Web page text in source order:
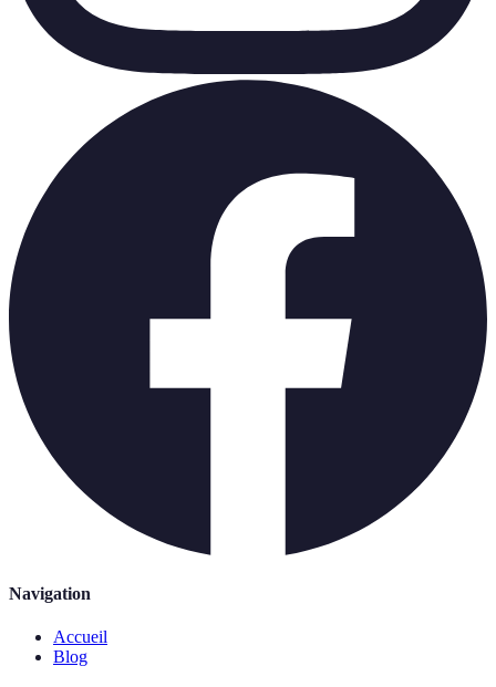
Navigation
Accueil
Blog